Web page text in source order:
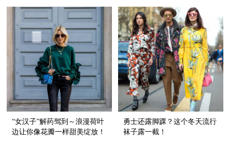
“女汉子”解药驾到～浪漫荷叶
边让你像花瓣一样甜美绽放！
勇士还露脚踝？这个冬天流行
袜子露一截！